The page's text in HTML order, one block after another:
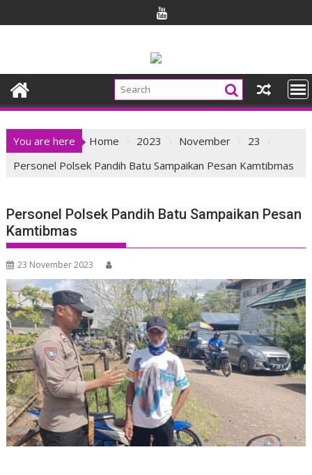
to
You are here Home 2023 November
23
Personel Polsek Pandih Batu Sampaikan Pesan Kamtibmas
Personel Polsek Pandih Batu Sampaikan Pesan
Kamtibmas
23 November 2023